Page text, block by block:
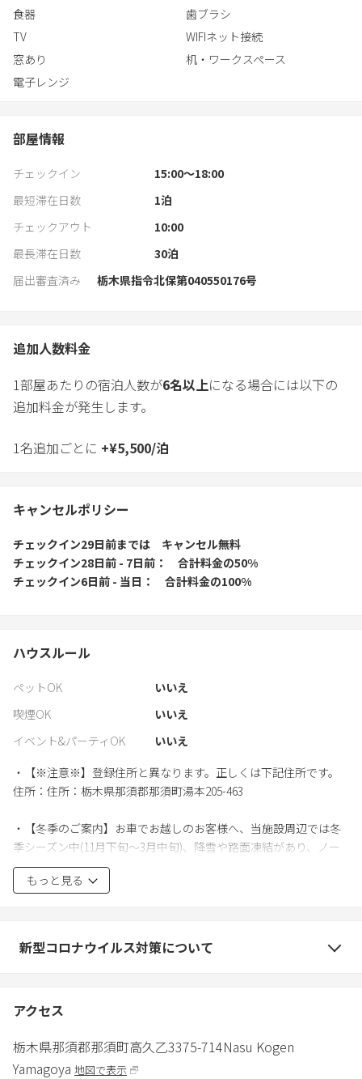
食器
歯ブラシ
TV
WIFIネット接続
窓あり
机・ワークスペース
電子レンジ
部屋情報
チェックイン
15:00〜18:00
最短滞在日数
1泊
チェックアウト
10:00
最長滞在日数
30泊
届出審査済み
栃木県指令北保第040550176号
追加人数料金
1部屋あたりの宿泊人数が6名以上になる場合には以下の
追加料金が発生します。
1名追加ごとに +¥5,500/泊
キャンセルポリシー
チェックイン29日前までは
キャンセル無料
チェックイン28日前 - 7日前
合計料金の50%
チェックイン6日前 - 当日
合計料金の100%
ハウスルール
ペットOK
いいえ
喫煙OK
いいえ
イベント&パーティOK
いいえ
・【※注意※】登録住所と異なります。正しくは下記住所です。
住所：住所：栃木県那須郡那須町湯本205-463
・【冬季のご案内】お車でお越しのお客様へ、当施設周辺では冬
季シーズン中(11月下旬～3月中旬)、降雪や路面凍結があり、ノー
マルタイヤでは大変危険です。
必ずスタッドレスタイヤやチェーンなどのご用意をお願い致しま
・屋根からの落雪や、つららの落下にはご注意下さい。
す。
・「近隣スーパー」
①スーパーいけがみ 住所：325-0114 栃木県那須塩原市戸田2
もっと見る
新型コロナウイルス対策について
アクセス
栃木県那須郡那須町高久乙3375-714Nasu Kogen
Yamagoya 地図で表示